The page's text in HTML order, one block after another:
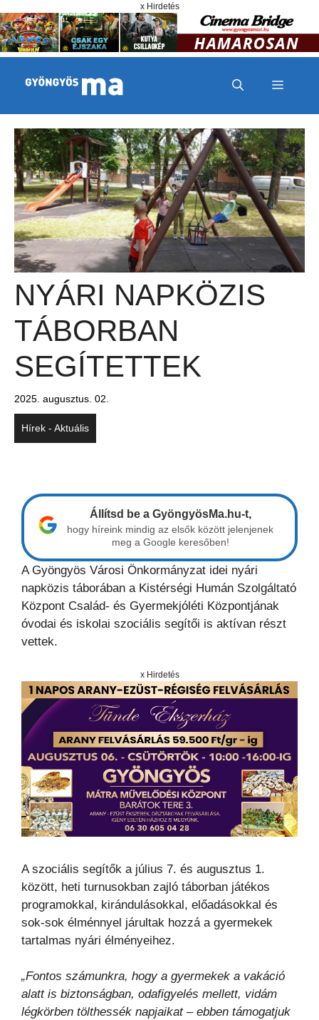
x Hirdetés
MENÜ
NYÁRI NAPKÖZIS
TÁBORBAN
SEGÍTETTEK
2025. augusztus. 02.
Hírek - Aktuális
Állítsd be a GyöngyösMa.hu-t,
hogy híreink mindig az elsők között jelenjenek
meg a Google keresőben!
A Gyöngyös Városi Önkormányzat idei nyári
napközis táborában a Kistérségi Humán Szolgáltató
Központ Család- és Gyermekjóléti Központjának
óvodai és iskolai szociális segítői is aktívan részt
vettek.
x Hirdetés
A szociális segítők a július 7. és augusztus 1.
között, heti turnusokban zajló táborban játékos
programokkal, kirándulásokkal, előadásokkal és
sok-sok élménnyel járultak hozzá a gyermekek
tartalmas nyári élményeihez.
„Fontos számunkra, hogy a gyermekek a vakáció
alatt is biztonságban, odafigyelés mellett, vidám
légkörben tölthessék napjaikat – ebben támogatjuk